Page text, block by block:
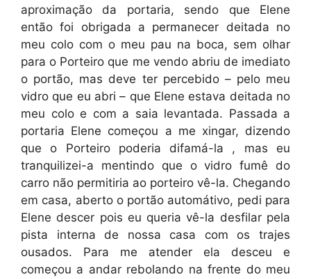
aproximação da portaria, sendo que Elene
então foi obrigada a permanecer deitada no
meu colo com o meu pau na boca, sem olhar
para o Porteiro que me vendo abriu de imediato
o portão, mas deve ter percebido – pelo meu
vidro que eu abri – que Elene estava deitada no
meu colo e com a saia levantada. Passada a
portaria Elene começou a me xingar, dizendo
que o Porteiro poderia difamá-la , mas eu
tranquilizei-a mentindo que o vidro fumê do
carro não permitiria ao porteiro vê-la. Chegando
em casa, aberto o portão automátivo, pedi para
Elene descer pois eu queria vê-la desfilar pela
pista interna de nossa casa com os trajes
ousados. Para me atender ela desceu e
começou a andar rebolando na frente do meu